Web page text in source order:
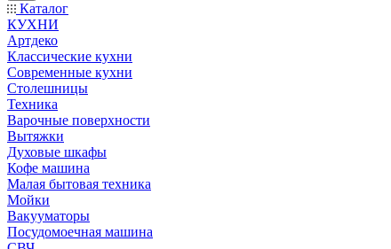
Каталог
КУХНИ
Артдеко
Классические кухни
Современные кухни
Столешницы
Техника
Варочные поверхности
Вытяжки
Духовые шкафы
Кофе машина
Малая бытовая техника
Мойки
Вакууматоры
Посудомоечная машина